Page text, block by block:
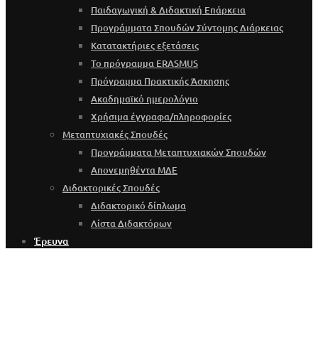
Παιδαγωγική & Διδακτική Επάρκεια
Προγράμματα Σπουδών Σύντομης Διάρκειας
Κατατακτήριες εξετάσεις
Το πρόγραμμα ERASMUS
Πρόγραμμα Πρακτικής Άσκησης
Ακαδημαϊκό ημερολόγιο
Χρήσιμα έγγραφα/πληροφορίες
Μεταπτυχιακές Σπουδές
Προγράμματα Μεταπτυχιακών Σπουδών
Απονεμηθέντα ΜΔΕ
Διδακτορικές Σπουδές
Διδακτορικό δίπλωμα
Λίστα Διδακτόρων
Έρευνα